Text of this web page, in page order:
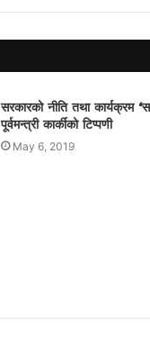
सरकारको नीति तथा कार्यक्रम
पूर्वमन्त्री कार्कीको टिप्पणी
May 6, 2019